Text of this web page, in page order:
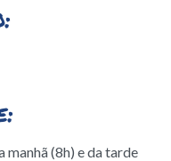
manhã (8h) e da tarde